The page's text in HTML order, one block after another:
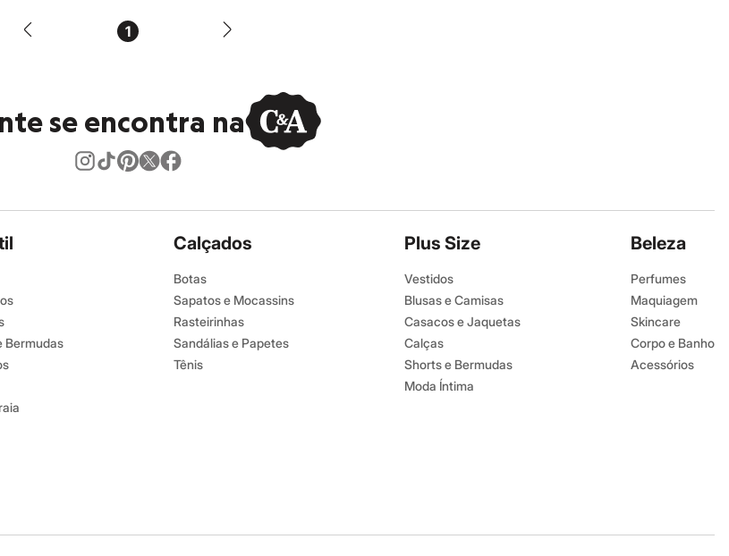
1
se encontra na
Bermudas
Calçados
Botas
Sapatos e Mocassins
Rasteirinhas
Sandálias e Papetes
Tênis
Plus Size
Vestidos
Blusas e Camisas
Casacos e Jaquetas
Calças
Shorts e Bermudas
Moda Íntima
Beleza
Perfumes
Maquiagem
Skincare
Corpo e Banho
Acessórios